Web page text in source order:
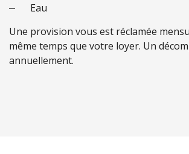
Eau
Une provision vous est réclamée
même temps que votre loyer. Un
annuellement.